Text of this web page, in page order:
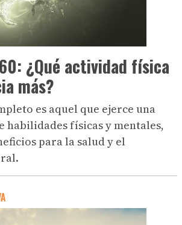
¿Qué actividad física
más?
es aquel que ejerce una
habilidades físicas y mentales,
para la salud y el